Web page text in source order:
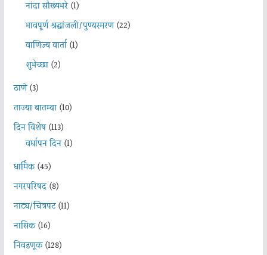
नांदा सौख्यभरे(1)
भावपूर्ण श्रद्धांजली/पुण्यस्मरण(22)
वाणिज्य वार्ता(1)
शुभेच्छा(2)
ठाणे(3)
ताज्या बातम्या(10)
दिन विशेष(113)
वर्धापन दिन(1)
धार्मिक(45)
नगरपरिषद(8)
नाट्य/चित्रपट(11)
नासिक(16)
निवडणूक(128)